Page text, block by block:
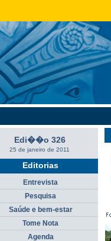
Edi��o 326
25 de janeiro de 2011
Editorias
Entrevista
Pesquisa
Saúde e bem-estar
Tome Nota
Agenda